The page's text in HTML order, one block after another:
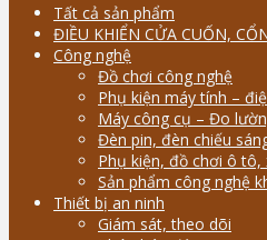
Tất cả sản phẩm
ĐIỀU KHIỂN CỬA CUỐN,
Công nghệ
Đồ chơi công nghệ
Phụ kiện máy tính –
Máy công cụ – Đo
Đèn pin, đèn chiếu
Phụ kiện, đồ chơi ô tô,
Sản phẩm công nghệ
Thiết bị an ninh
Giám sát, theo dõi